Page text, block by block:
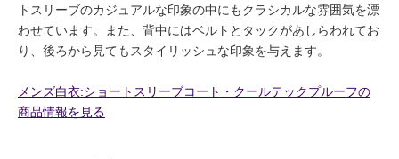
トスリーブのカジュアルな印象の中にもクラシカルな雰囲気を漂
わせています。また、背中にはベルトとタックがあしらわれてお
り、後ろから見てもスタイリッシュな印象を与えます。
メンズ白衣:ショートスリーブコート・クールテックプルーフの
商品情報を見る